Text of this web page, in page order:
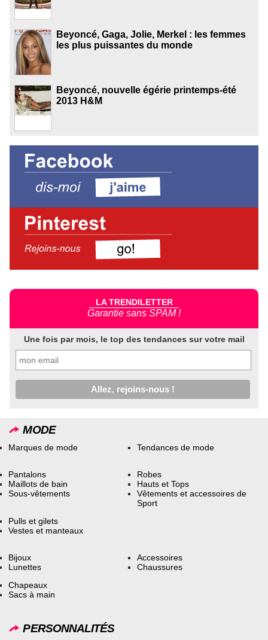
Beyoncé, Gaga, Jolie, Merkel : les femmes
les plus puissantes du monde
Beyoncé, nouvelle égérie printemps-été
2013 H&M
LA TRENDILETTER
Garantie sans SPAM !
Une fois par mois, le top des tendances sur votre mail
MODE
Marques de mode Tendances de mode
Pantalons
Maillots de bain
Sous-vêtements
Robes
Hauts et Tops
Vêtements et accessoires de
Sport
Pulls et gilets
Vestes et manteaux
Bijoux
Lunettes
Accessoires
Chaussures
Chapeaux
Sacs à main
PERSONNALITÉS